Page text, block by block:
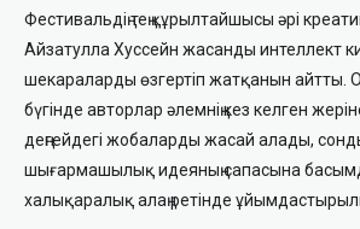
Фестивальдің тең құрылтайшысы әрі
Айзатулла Хуссейн жасанды интеллект
шекараларды өзгертіп жатқанын айтты.
бүгінде авторлар әлемнің кез келген
деңгейдегі жобаларды жасай алады,
шығармашылық идеяның сапасына
халықаралық алаң ретінде